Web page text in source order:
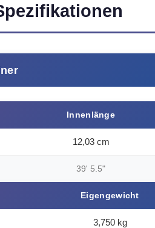
Innenlänge
12,03 cm
39' 5.5"
Eigengewicht
3,750 kg